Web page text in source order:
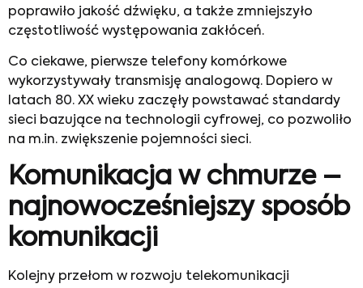
poprawiło jakość dźwięku, a także zmniejszyło
częstotliwość występowania zakłóceń.
Co ciekawe, pierwsze telefony komórkowe
wykorzystywały transmisję analogową. Dopiero w
latach 80. XX wieku zaczęły powstawać standardy
sieci bazujące na technologii cyfrowej, co pozwoliło
na m.in. zwiększenie pojemności sieci.
Komunikacja w chmurze –
najnowocześniejszy sposób
komunikacji
Kolejny przełom w rozwoju telekomunikacji